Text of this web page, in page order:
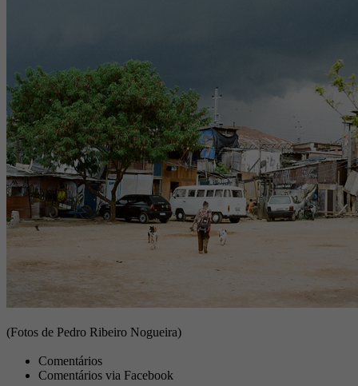
(Fotos de Pedro Ribeiro Nogueira)
Comentários
Comentários via Facebook